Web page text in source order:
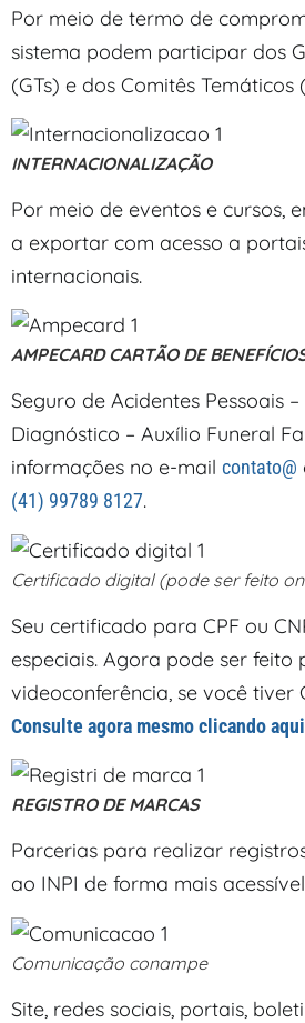
Por meio de termo de
sistema podem participar dos
(GTs) e dos Comitês Temáticos
INTERNACIONALIZAÇÃO
Por meio de eventos e cursos,
a exportar com acesso a
internacionais.
AMPECARD CARTÃO DE
Seguro de Acidentes Pessoais –
Diagnóstico – Auxílio Funeral
informações no e-mail contato@
(41) 99789 8127.
Certificado digital (pode ser feito
Seu certificado para CPF ou
especiais. Agora pode ser feito
videoconferência, se você tiver
Consulte agora mesmo clicando aqui
REGISTRO DE MARCAS
Parcerias para realizar
ao INPI de forma mais
Comunicação conampe
Site, redes sociais, portais,